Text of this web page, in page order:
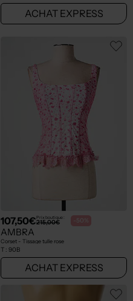
ACHAT EXPRESS
107,50€Prix boutique :
215,00€ -50%
AMBRA
Corset - Tissage tulle rose
T : 90B
ACHAT EXPRESS